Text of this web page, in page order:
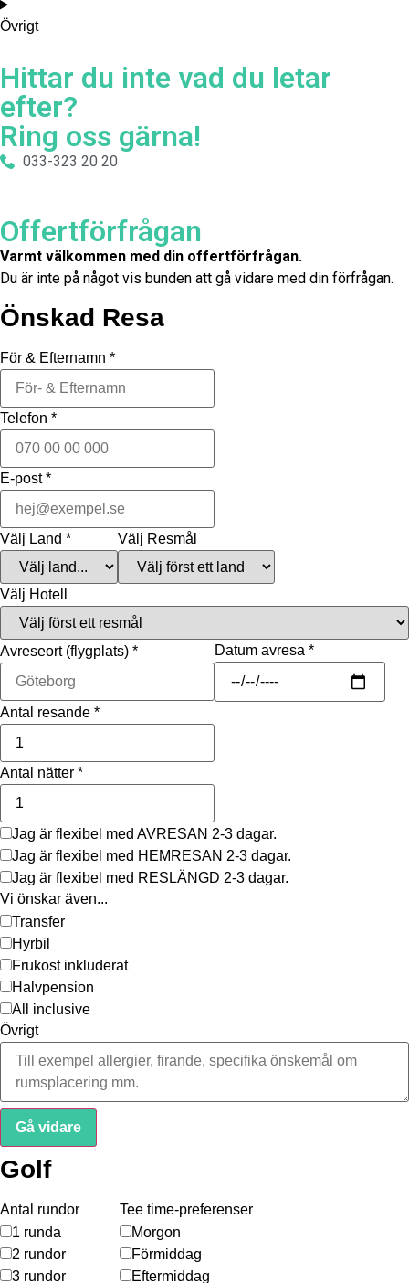
Övrigt
Hittar du inte vad du letar
efter?
Ring oss gärna!
033-323 20 20
Offertförfrågan
Varmt välkommen med din offertförfrågan.
Du är inte på något vis bunden att gå vidare med din förfrågan.
Önskad Resa
För & Efternamn *
Telefon *
E-post*
Välj Land * Välj Resmål
Välj Hotell
Avreseort (flygplats) * Datum avresa *
Antal resande *
Antal nätter *
Jag är flexibel med AVRESAN 2-3 dagar.
Jag är flexibel med HEMRESAN 2-3 dagar.
Jag är flexibel med RESLÄNGD 2-3 dagar.
Vi önskar även...
Transfer
Hyrbil
Frukost inkluderat
Halvpension
All inclusive
Övrigt
Gå vidare
Golf
Antal rundor
1 runda
2 rundor
3 rundor
Tee time-preferenser
Morgon
Förmiddag
Eftermiddag